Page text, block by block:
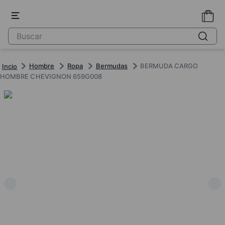
Hombre Ropa Bermudas
BERMUDA CARGO
HOMBRE CHEVIGNON 659G008